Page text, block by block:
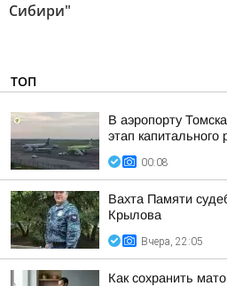
Сибири"
ТОП
В аэропорту
этап
00:08
Вахта Памяти
Крылова
Вчера, 22:05
Как сохранить